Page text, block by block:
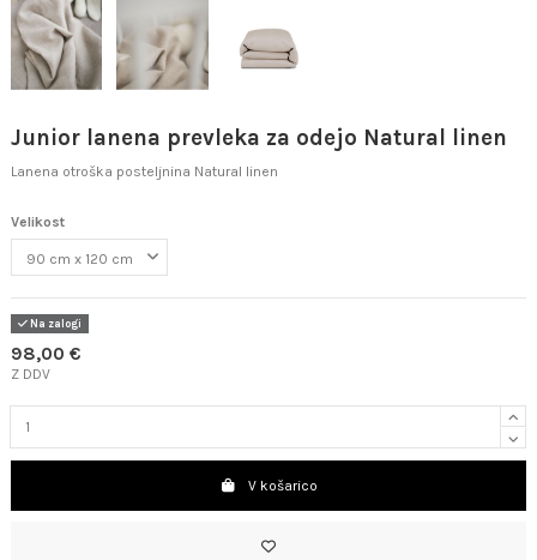
Junior lanena prevleka za odejo Natural linen
Lanena otroška posteljnina Natural linen
Velikost
Na zalogi
98,00 €
Z DDV
V košarico